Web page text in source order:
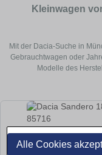
Alle Cookies
Kleinwagen
Mit der Dacia-Suche in
Gebrauchtwagen oder
Modelle des